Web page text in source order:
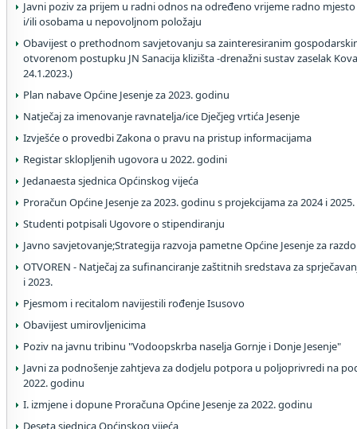
Javni poziv za prijem u radni odnos na određeno vrijeme radno
i/ili osobama u nepovoljnom položaju
Obavijest o prethodnom savjetovanju sa zainteresiranim
otvorenom postupku JN Sanacija klizišta -drenažni sustav zaselak
24.1.2023.)
Plan nabave Općine Jesenje za 2023. godinu
Natječaj za imenovanje ravnatelja/ice Dječjeg vrtića Jesenje
Izvješće o provedbi Zakona o pravu na pristup informacijama
Registar sklopljenih ugovora u 2022. godini
Jedanaesta sjednica Općinskog vijeća
Proračun Općine Jesenje za 2023. godinu s projekcijama za 2024 i 2025.
Studenti potpisali Ugovore o stipendiranju
Javno savjetovanje;Strategija razvoja pametne Općine Jesenje za
OTVOREN - Natječaj za sufinanciranje zaštitnih sredstava za
i 2023.
Pjesmom i recitalom navijestili rođenje Isusovo
Obavijest umirovljenicima
Poziv na javnu tribinu "Vodoopskrba naselja Gornje i Donje Jesenje"
Javni za podnošenje zahtjeva za dodjelu potpora u poljoprivredi na
2022. godinu
I. izmjene i dopune Proračuna Općine Jesenje za 2022. godinu
Deseta sjednica Općinskog vijeća